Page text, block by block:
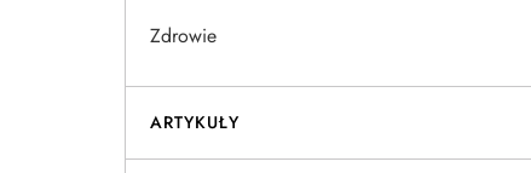
Zdrowie
ARTYKUŁY